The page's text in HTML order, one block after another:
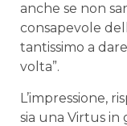
anche se non
consapevole
tantissimo a
volta”.
L’impressione,
sia una Virtus in